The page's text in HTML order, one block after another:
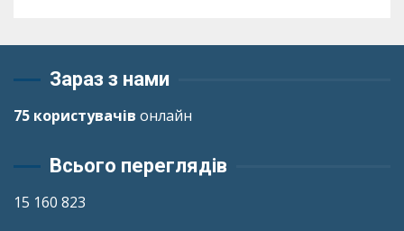
Зараз з нами
75 користувачів онлайн
Всього переглядів
15 160 823